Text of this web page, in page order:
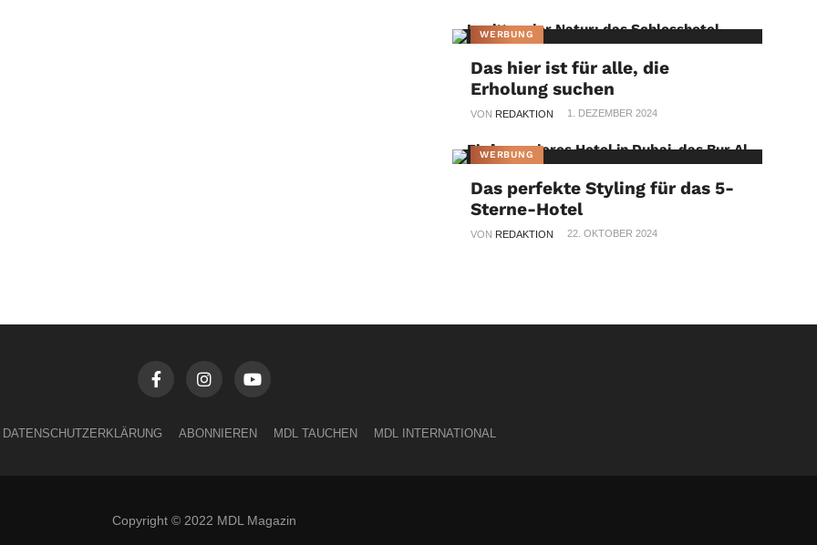
WERBUNG
Das hier ist für alle, die
Erholung suchen
VON REDAKTION 1. DEZEMBER 2024
WERBUNG
Das perfekte Styling für das 5-
Sterne-Hotel
VON REDAKTION 22. OKTOBER 2024
DATENSCHUTZERKLÄRUNG ABONNIEREN MDL TAUCHEN MDL INTERNATIONAL
Copyright © 2022 MDL Magazin